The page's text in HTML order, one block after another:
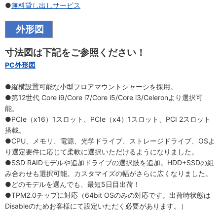
●無料貸し出しサービス
外形図
寸法図は下記をご参照ください！
PC外形図
●縦横設置可能な小型フロアマウントシャーシを採用。
●第12世代 Core i9/Core i7/Core i5/Core i3/Celeronより選択可
能。
●PCIe（x16）1スロット、PCIe（x4）1スロット、PCI 2スロット
搭載。
●CPU、メモリ、電源、光学ドライブ、ストレージドライブ、OSよ
り選定要件に応じて柔軟に選択いただけるようになりました。
●SSD RAIDモデルや追加ドライブの選択肢を追加。HDD+SSDの組
み合わせも選択可能。カスタマイズの幅がさらに広くなりました。
●どのモデルを選んでも、最短5日目出荷！
●TPM2.0チップに対応（64bit OSのみの対応です。出荷時状態は
Disableのためお客様にて設定いただく必要があります。）